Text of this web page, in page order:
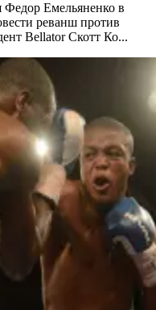
Федор Емельяненко в
реванш против
Bellator Скотт Ко...